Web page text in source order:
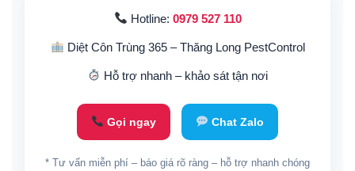
Hotline: 0979 527 110
Diệt Côn Trùng 365 – Thăng Long PestControl
Hỗ trợ nhanh – khảo sát tận nơi
Gọi ngay Chat Zalo
* Tư vấn miễn phí – báo giá rõ ràng – hỗ trợ nhanh chóng